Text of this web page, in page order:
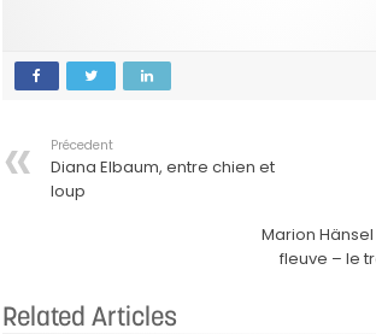
Précedent
Diana Elbaum, entre chien et
loup
Marion
fleuve – le
Related Articles